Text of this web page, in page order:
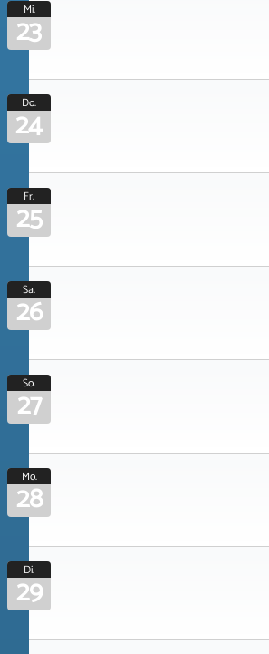
Mi.
23
Do.
24
Fr.
25
Sa.
26
So.
27
Mo.
28
Di.
29